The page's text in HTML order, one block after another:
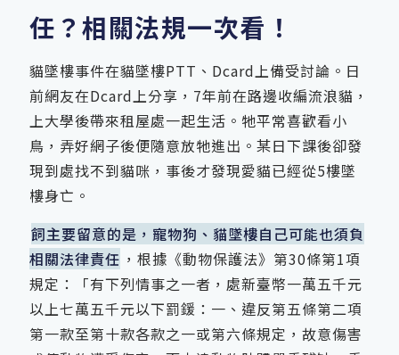
任？相關法規一次看！
貓墜樓事件在貓墜樓PTT、Dcard上備受討論。日
前網友在Dcard上分享，7年前在路邊收編流浪貓，
上大學後帶來租屋處一起生活。牠平常喜歡看小
鳥，弄好網子後便隨意放牠進出。某日下課後卻發
現到處找不到貓咪，事後才發現愛貓已經從5樓墜
樓身亡。
飼主要留意的是，寵物狗、貓墜樓自己可能也須負
相關法律責任 ，根據《動物保護法》第30條第1項
規定：「有下列情事之一者，處新臺幣一萬五千元
以上七萬五千元以下罰鍰：一、違反第五條第二項
第一款至第十款各款之一或第六條規定，故意傷害